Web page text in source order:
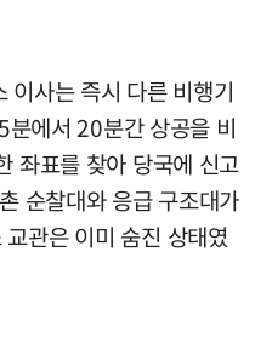
이사는 즉시 다른 비행기
에서 20분간 상공을 비
좌표를 찾아 당국에 신고
순찰대와 응급 구조대가
관은 이미 숨진 상태였